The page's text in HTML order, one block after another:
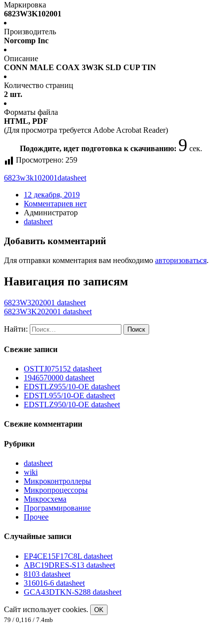
Маркировка
6823W3K102001
Производитель
Norcomp Inc
Описание
CONN MALE COAX 3W3K SLD CUP TIN
Количество страниц
2 шт.
Форматы файла
HTML, PDF
(Для просмотра требуется Adobe Acrobat Reader)
Подождите, идет подготовка к скачиванию: 9 сек.
Просмотрено: 259
6823w3k102001datasheet
12 декабря, 2019
Комментариев нет
Администратор
datasheet
Добавить комментарий
Для отправки комментария вам необходимо авторизоваться.
Навигация по записям
6823W3202001 datasheet
6823W3K202001 datasheet
Найти:
Свежие записи
OSTTJ075152 datasheet
1946570000 datasheet
EDSTLZ955/10-OE datasheet
EDSTL955/10-OE datasheet
EDSTLZ950/10-OE datasheet
Свежие комментарии
Рубрики
datasheet
wiki
Микроконтроллеры
Микропроцессоры
Микросхема
Программирование
Прочее
Случайные записи
EP4CE15F17C8L datasheet
ABC19DRES-S13 datasheet
8103 datasheet
316016-6 datasheet
GCA43DTKN-S288 datasheet
Сайт использует cookies.
OK
79 / 0,116 / 7.4mb